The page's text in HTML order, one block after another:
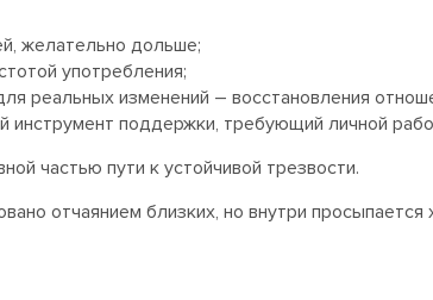
желательно дольше;
употребления;
реальных изменений – восстановления
инструмент поддержки, требующий личной
частью пути к устойчивой трезвости.
отчаянием близких, но внутри просыпается